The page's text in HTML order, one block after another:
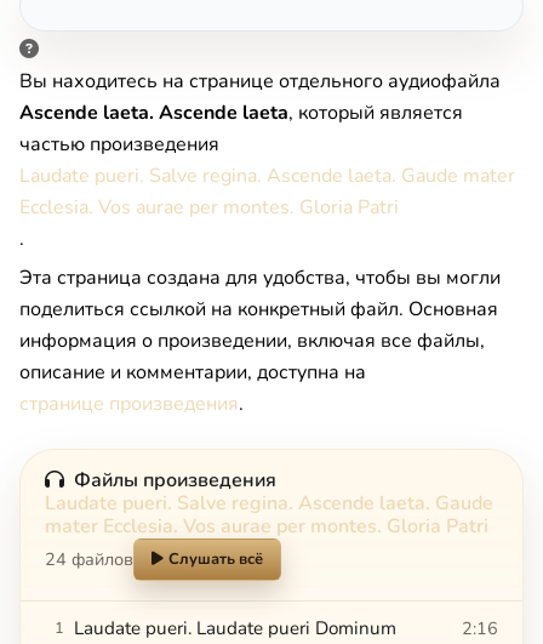
Вы находитесь на странице отдельного аудиофайла
Ascende laeta. Ascende laeta, который является
частью произведения
Laudate pueri. Salve regina. Ascende laeta. Gaude mater
Ecclesia. Vos aurae per montes. Gloria Patri
.
Эта страница создана для удобства, чтобы вы могли
поделиться ссылкой на конкретный файл. Основная
информация о произведении, включая все файлы,
описание и комментарии, доступна на
странице произведения.
Файлы произведения
Laudate pueri. Salve regina. Ascende laeta. Gaude
mater Ecclesia. Vos aurae per montes. Gloria Patri
24 файлов Слушать всё
1 Laudate pueri. Laudate pueri Dominum 2:16